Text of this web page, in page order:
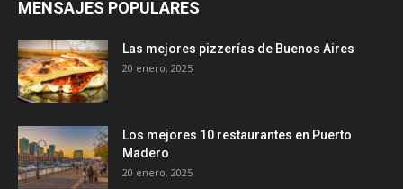
MENSAJES POPULARES
Las mejores pizzerías de Buenos Aires
20 enero, 2025
Los mejores 10 restaurantes en Puerto
Madero
20 enero, 2025